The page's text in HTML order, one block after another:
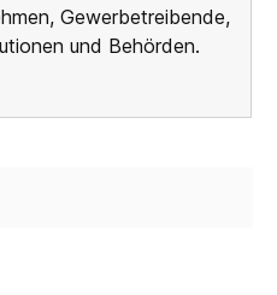
Gewerbetreibende,
und Behörden.